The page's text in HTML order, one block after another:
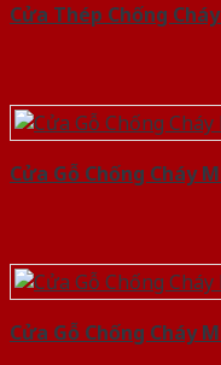
Cửa Thép Chống
Cửa Gỗ Chống Cháy
Cửa Gỗ Chống Cháy